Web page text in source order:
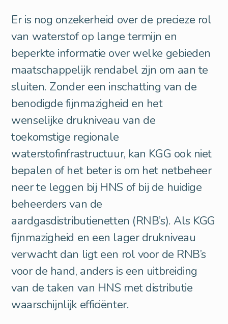
Er is nog onzekerheid over de precieze rol
van waterstof op lange termijn en
beperkte informatie over welke gebieden
maatschappelijk rendabel zijn om aan te
sluiten. Zonder een inschatting van de
benodigde fijnmazigheid en het
wenselijke drukniveau van de
toekomstige regionale
waterstofinfrastructuur, kan KGG ook niet
bepalen of het beter is om het netbeheer
neer te leggen bij HNS of bij de huidige
beheerders van de
aardgasdistributienetten (RNB’s). Als KGG
fijnmazigheid en een lager drukniveau
verwacht dan ligt een rol voor de RNB’s
voor de hand, anders is een uitbreiding
van de taken van HNS met distributie
waarschijnlijk efficiënter.